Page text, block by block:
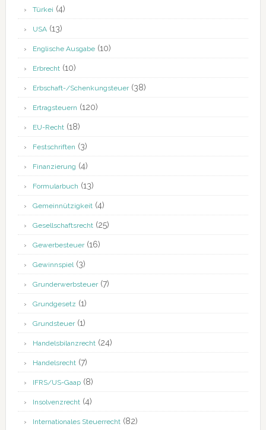
Türkei (4)
USA(13)
Englische Ausgabe(10)
Erbrecht(10)
Erbschaft-/Schenkungsteuer(38)
Ertragsteuern (120)
EU-Recht(18)
Festschriften (3)
Finanzierung (4)
Formularbuch (13)
Gemeinnützigkeit(4)
Gesellschaftsrecht(25)
Gewerbesteuer(16)
Gewinnspiel(3)
Grunderwerbsteuer(7)
Grundgesetz (1)
Grundsteuer(1)
Handelsbilanzrecht(24)
Handelsrecht(7)
IFRS/US-Gaap(8)
Insolvenzrecht(4)
Internationales Steuerrecht(82)